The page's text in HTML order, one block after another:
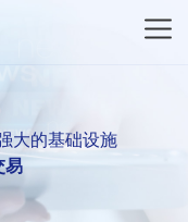
大的基础设施
易